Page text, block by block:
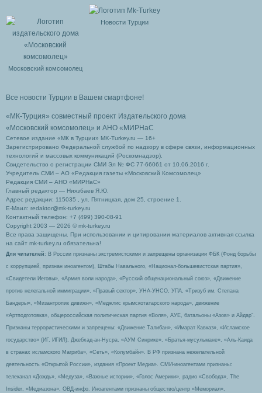
Московский комсомолец
Новости Турции
Все новости Турции в Вашем смартфоне!
«МК-Турция» совместный проект Издательского дома
«Московский комсомолец» и АНО «МИРНаС
Сетевое издание «МК в Турции» MK-Turkey.ru — 16+
Зарегистрировано Федеральной службой по надзору в сфере связи, информационных
технологий и массовых коммуникаций (Роскомнадзор).
Свидетельство о регистрации СМИ Эл № ФС 77-66061 от 10.06.2016 г.
Учредитель СМИ – АО «Редакция газеты «Московский Комсомолец»
Редакция СМИ – АНО «МИРНаС»
Главный редактор — Ниязбаев Я.Ю.
Адрес редакции: 115035 , ул. Пятницкая, дом 25, строение 1.
Е-Маил: redaktor@mk-turkey.ru
Контактный телефон: +7 (499) 390-08-91
Copyright 2003 — 2026 © mk-turkey.ru
Все права защищены. При использовании и цитировании материалов активная ссылка
на сайт mk-turkey.ru обязательна!
Для читателей : В России признаны экстремистскими и запрещены организации ФБК (Фонд борьбы
с коррупцией, признан иноагентом), Штабы Навального, «Национал-большевистская партия»,
«Свидетели Иеговы», «Армия воли народа», «Русский общенациональный союз», «Движение
против нелегальной иммиграции», «Правый сектор», УНА-УНСО, УПА, «Тризуб им. Степана
Бандеры», «Мизантропик дивижн», «Меджлис крымскотатарского народа», движение
«Артподготовка», общероссийская политическая партия «Воля», АУЕ, батальоны «Азов» и Айдар″.
Признаны террористическими и запрещены: «Движение Талибан», «Имарат Кавказ», «Исламское
государство» (ИГ, ИГИЛ), Джебхад-ан-Нусра, «АУМ Синрике», «Братья-мусульмане», «Аль-Каида
в странах исламского Магриба», «Сеть», «Колумбайн». В РФ признана нежелательной
деятельность «Открытой России», издания «Проект Медиа». СМИ-иноагентами признаны:
телеканал «Дождь», «Медуза», «Важные истории», «Голос Америки», радио «Свобода», The
Insider, «Медиазона», ОВД-инфо. Иноагентами признаны общество/центр «Мемориал»,